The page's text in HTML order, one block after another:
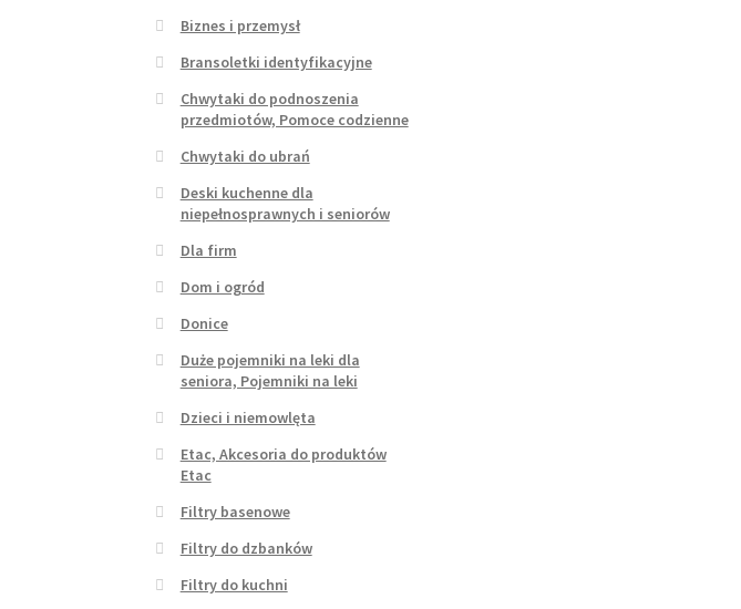
Biznes i przemysł
Bransoletki identyfikacyjne
Chwytaki do podnoszenia
przedmiotów, Pomoce codzienne
Chwytaki do ubrań
Deski kuchenne dla
niepełnosprawnych i seniorów
Dla firm
Dom i ogród
Donice
Duże pojemniki na leki dla
seniora, Pojemniki na leki
Dzieci i niemowlęta
Etac, Akcesoria do produktów
Etac
Filtry basenowe
Filtry do dzbanków
Filtry do kuchni